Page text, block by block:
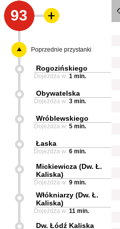
93
Poprzednie przystanki
Rogozińskiego
Dojeżdża w: 1 min.
Obywatelska
Dojeżdża w: 3 min.
Wróblewskiego
Dojeżdża w: 5 min.
Łaska
Dojeżdża w: 6 min.
Mickiewicza (Dw. Ł.
Kaliska)
Dojeżdża w: 9 min.
Włókniarzy (Dw. Ł.
Kaliska)
Dojeżdża w: 11 min.
Dw. Łódź Kaliska